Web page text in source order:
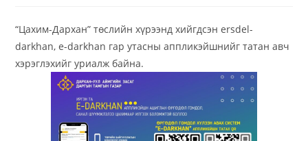
“Цахим-Дархан” төслийн хүрээнд хийгдсэн ersdel-
darkhan, e-darkhan гар утасны аппликэйшнийг татан авч
хэрэглэхийг уриалж байна.